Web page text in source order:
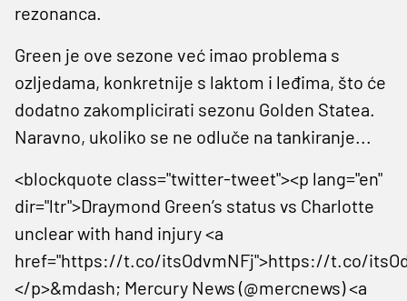
rezonanca.
Green je ove sezone već imao problema s
ozljedama, konkretnije s laktom i leđima, što će
dodatno zakomplicirati sezonu Golden Statea.
Naravno, ukoliko se ne odluče na tankiranje...
<blockquote class="twitter-tweet"><p lang="en"
dir="ltr">Draymond Green’s status vs Charlotte
unclear with hand injury <a
href="https://t.co/itsOdvmNFj">https://t.co/
</p>&mdash; Mercury News (@mercnews) <a